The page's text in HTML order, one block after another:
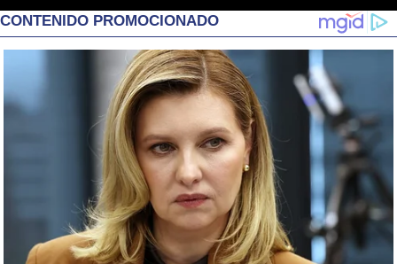
CONTENIDO PROMOCIONADO